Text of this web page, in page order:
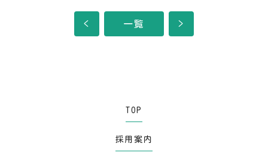
< 一覧 >
TOP
採用案内